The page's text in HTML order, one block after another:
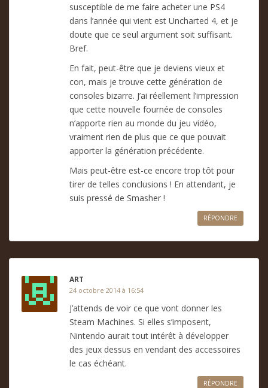
susceptible de me faire acheter une PS4
dans l’année qui vient est Uncharted 4, et je
doute que ce seul argument soit suffisant.
Bref.
En fait, peut-être que je deviens vieux et
con, mais je trouve cette génération de
consoles bizarre. J’ai réellement l’impression
que cette nouvelle fournée de consoles
n’apporte rien au monde du jeu vidéo,
vraiment rien de plus que ce que pouvait
apporter la génération précédente.
Mais peut-être est-ce encore trop tôt pour
tirer de telles conclusions ! En attendant, je
suis pressé de Smasher !
RÉPONDRE
ART
24 octobre 2014 à 16:54
J’attends de voir ce que vont donner les
Steam Machines. Si elles s’imposent,
Nintendo aurait tout intérêt à développer
des jeux dessus en vendant des accessoires
le cas échéant.
RÉPONDRE